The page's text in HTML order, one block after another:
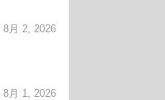
8月 2, 2026
8月 1, 2026